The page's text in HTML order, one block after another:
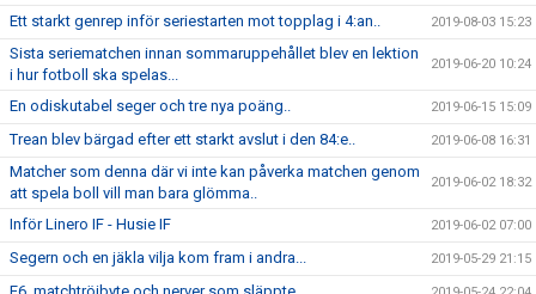
Ett starkt genrep inför seriestarten mot topplag i 4:an.. 2019-08-03 15:23
Sista seriematchen innan sommaruppehållet blev en lektion
i hur fotboll ska spelas...
2019-06-20 10:24
En odiskutabel seger och tre nya poäng.. 2019-06-15 15:09
Trean blev bärgad efter ett starkt avslut i den 84:e.. 2019-06-08 16:31
Matcher som denna där vi inte kan påverka matchen genom
att spela boll vill man bara glömma..
2019-06-02 18:32
Inför Linero IF - Husie IF 2019-06-02 07:00
Segern och en jäkla vilja kom fram i andra... 2019-05-29 21:15